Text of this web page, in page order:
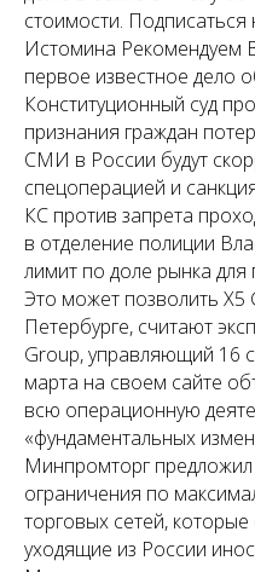
стоимости.
Истомина Рекомендуем
первое известное дело
Конституционный суд
признания граждан
СМИ в России будут
спецоперацией и
КС против запрета
в отделение полиции
лимит по доле рынка для
Это может позволить X5
Петербурге, считают
Group, управляющий 16
марта на своем сайте
всю операционную
«фундаментальных
Минпромторг предложил
ограничения по
торговых сетей,
уходящие из России